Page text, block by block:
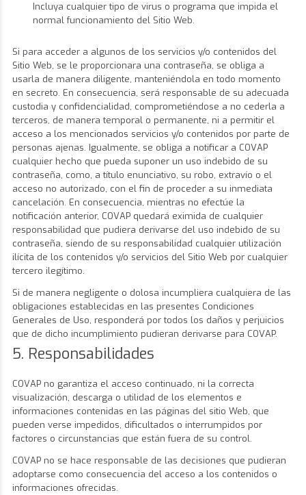
Incluya cualquier tipo de virus o programa que impida el
normal funcionamiento del Sitio Web.
Si para acceder a algunos de los servicios y/o contenidos del
Sitio Web, se le proporcionara una contraseña, se obliga a
usarla de manera diligente, manteniéndola en todo momento
en secreto. En consecuencia, será responsable de su adecuada
custodia y confidencialidad, comprometiéndose a no cederla a
terceros, de manera temporal o permanente, ni a permitir el
acceso a los mencionados servicios y/o contenidos por parte de
personas ajenas. Igualmente, se obliga a notificar a COVAP
cualquier hecho que pueda suponer un uso indebido de su
contraseña, como, a título enunciativo, su robo, extravío o el
acceso no autorizado, con el fin de proceder a su inmediata
cancelación. En consecuencia, mientras no efectúe la
notificación anterior, COVAP quedará eximida de cualquier
responsabilidad que pudiera derivarse del uso indebido de su
contraseña, siendo de su responsabilidad cualquier utilización
ilícita de los contenidos y/o servicios del Sitio Web por cualquier
tercero ilegítimo.
Si de manera negligente o dolosa incumpliera cualquiera de las
obligaciones establecidas en las presentes Condiciones
Generales de Uso, responderá por todos los daños y perjuicios
que de dicho incumplimiento pudieran derivarse para COVAP.
5. Responsabilidades
COVAP no garantiza el acceso continuado, ni la correcta
visualización, descarga o utilidad de los elementos e
informaciones contenidas en las páginas del sitio Web, que
pueden verse impedidos, dificultados o interrumpidos por
factores o circunstancias que están fuera de su control.
COVAP no se hace responsable de las decisiones que pudieran
adoptarse como consecuencia del acceso a los contenidos o
informaciones ofrecidas.